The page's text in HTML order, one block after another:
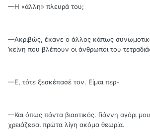
—Η «άλλη» πλευρά του;
—Ακριβώς, έκανε ο άλλος κάπως
’κείνη που βλέπουν οι άνθρωποι του
—Ε, τότε ξεσκέπασέ τον. Είμαι περ-
—Και όπως πάντα βιαστικός. Γιάννη αγόρι
χρειάζεσαι πρώτα λίγη ακόμα θεωρία.